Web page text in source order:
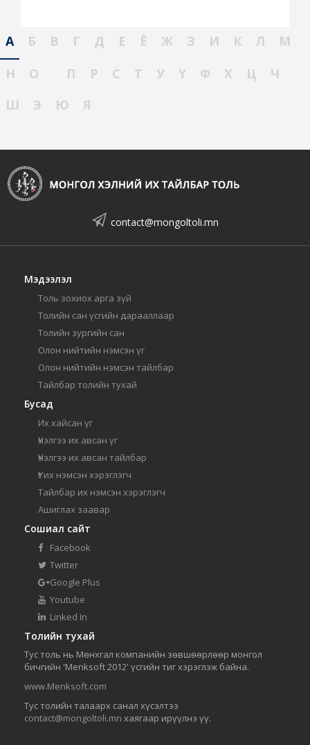
А Б В Г Д Е Ё Ж З И К Л
М
Н
О П Р С Т У Ү Ф Х Ц
Ч
Ш
Э Ю Я
contact@mongoltoli.mn
Мэдээлэл
Толь зохиох арга зүй
Толийн сан үсгийн дарааллаар
Толийн зургийн сан
Олон нийтийн нэмсэн үг
Олон нийтийн нэмсэн тайлбар
Тайлбар толийн тухай
Бусад
Их хайсан үг
Үнэлгээ их авсан үг
Үнэлгээ их авсан тайлбар
Үг их нэмсэн хэрэглэгч
Тайлбар их нэмсэн хэрэглэгч
Ашиглах заавар
Сошиал сайт
Facebook
Twitter
Google Plus
Youtube
Linked In
Толийн тухай
Тус толь нь Мөнхгал компанийн зөвшөөрлөөр монгол
бичгийн 'Menksoft 2012' үсгийн тиг хэрэглэж байна.
www.Menksoft.com
Тус толийн талаарх санал хүсэлтээ
contact@mongoltoli.mn хаягаар ирүүлнэ үү.